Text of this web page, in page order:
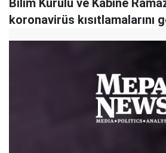
koronavirüs kısıtlamalarını